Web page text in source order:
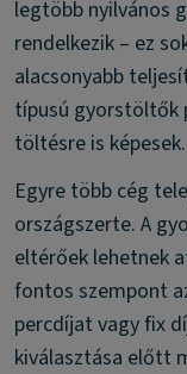
legtöbb nyilvános
rendelkezik – ez
alacsonyabb
típusú gyorstöltők
töltésre is képesek.
Egyre több cég
országszerte. A
eltérőek lehetnek
fontos szempont
percdíjat vagy fix
kiválasztása előtt